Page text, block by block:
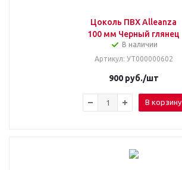
Цоколь ПВХ Alleanza
100 мм Черный глянец
В наличии
Артикул: УТ000000602
900руб./шт
В корзину